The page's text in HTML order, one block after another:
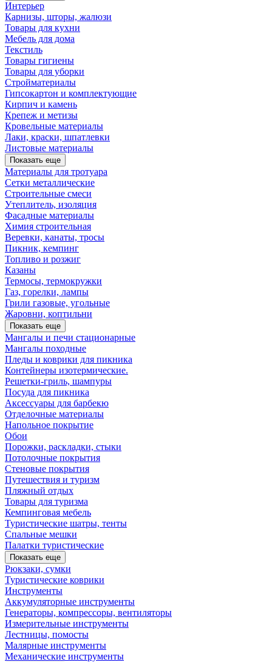
Интерьер
Карнизы, шторы, жалюзи
Товары для кухни
Мебель для дома
Текстиль
Товары гигиены
Товары для уборки
Стройматериалы
Гипсокартон и комплектующие
Кирпич и камень
Крепеж и метизы
Кровельные материалы
Лаки, краски, шпатлевки
Листовые материалы
Показать еще
Материалы для тротуара
Сетки металлические
Строительные смеси
Утеплитель, изоляция
Фасадные материалы
Химия строительная
Веревки, канаты, тросы
Пикник, кемпинг
Топливо и розжиг
Казаны
Термосы, термокружки
Газ, горелки, лампы
Грили газовые, угольные
Жаровни, коптильни
Показать еще
Мангалы и печи стационарные
Мангалы походные
Пледы и коврики для пикника
Контейнеры изотермические.
Решетки-гриль, шампуры
Посуда для пикника
Аксессуары для барбекю
Отделочные материалы
Напольное покрытие
Обои
Порожки, раскладки, стыки
Потолочные покрытия
Стеновые покрытия
Путешествия и туризм
Пляжный отдых
Товары для туризма
Кемпинговая мебель
Туристические шатры, тенты
Спальные мешки
Палатки туристические
Показать еще
Рюкзаки, сумки
Туристические коврики
Инструменты
Аккумуляторные инструменты
Генераторы, компрессоры, вентиляторы
Измерительные инструменты
Лестницы, помосты
Малярные инструменты
Механические инструменты